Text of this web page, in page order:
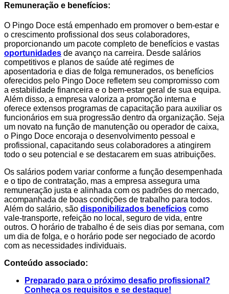
Remuneração e benefícios:
O Pingo Doce está empenhado em promover o bem-estar e
o crescimento profissional dos seus colaboradores,
proporcionando um pacote completo de benefícios e vastas
oportunidades de avanço na carreira. Desde salários
competitivos e planos de saúde até regimes de
aposentadoria e dias de folga remunerados, os benefícios
oferecidos pelo Pingo Doce refletem seu compromisso com
a estabilidade financeira e o bem-estar geral de sua equipa.
Além disso, a empresa valoriza a promoção interna e
oferece extensos programas de capacitação para auxiliar os
funcionários em sua progressão dentro da organização. Seja
um novato na função de manutenção ou operador de caixa,
o Pingo Doce encoraja o desenvolvimento pessoal e
profissional, capacitando seus colaboradores a atingirem
todo o seu potencial e se destacarem em suas atribuições.
Os salários podem variar conforme a função desempenhada
e o tipo de contratação, mas a empresa assegura uma
remuneração justa e alinhada com os padrões do mercado,
acompanhada de boas condições de trabalho para todos.
Além do salário, são disponibilizados benefícios como
vale-transporte, refeição no local, seguro de vida, entre
outros. O horário de trabalho é de seis dias por semana, com
um dia de folga, e o horário pode ser negociado de acordo
com as necessidades individuais.
Conteúdo associado:
Preparado para o próximo desafio profissional?
Conheça os requisitos e se destaque!